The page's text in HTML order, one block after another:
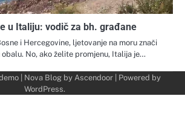
u Italiju: vodič za bh. građane
i Hercegovine, ljetovanje na moru znači
No, ako želite promjenu, Italija je…
| Nova Blog by Ascendoor| Powered by
WordPress.